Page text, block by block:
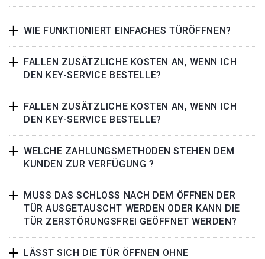
WIE FUNKTIONIERT EINFACHES TÜRÖFFNEN?
FALLEN ZUSÄTZLICHE KOSTEN AN, WENN ICH
DEN KEY-SERVICE BESTELLE?
FALLEN ZUSÄTZLICHE KOSTEN AN, WENN ICH
DEN KEY-SERVICE BESTELLE?
WELCHE ZAHLUNGSMETHODEN STEHEN DEM
KUNDEN ZUR VERFÜGUNG ?
MUSS DAS SCHLOSS NACH DEM ÖFFNEN DER
TÜR AUSGETAUSCHT WERDEN ODER KANN DIE
TÜR ZERSTÖRUNGSFREI GEÖFFNET WERDEN?
LÄSST SICH DIE TÜR ÖFFNEN OHNE